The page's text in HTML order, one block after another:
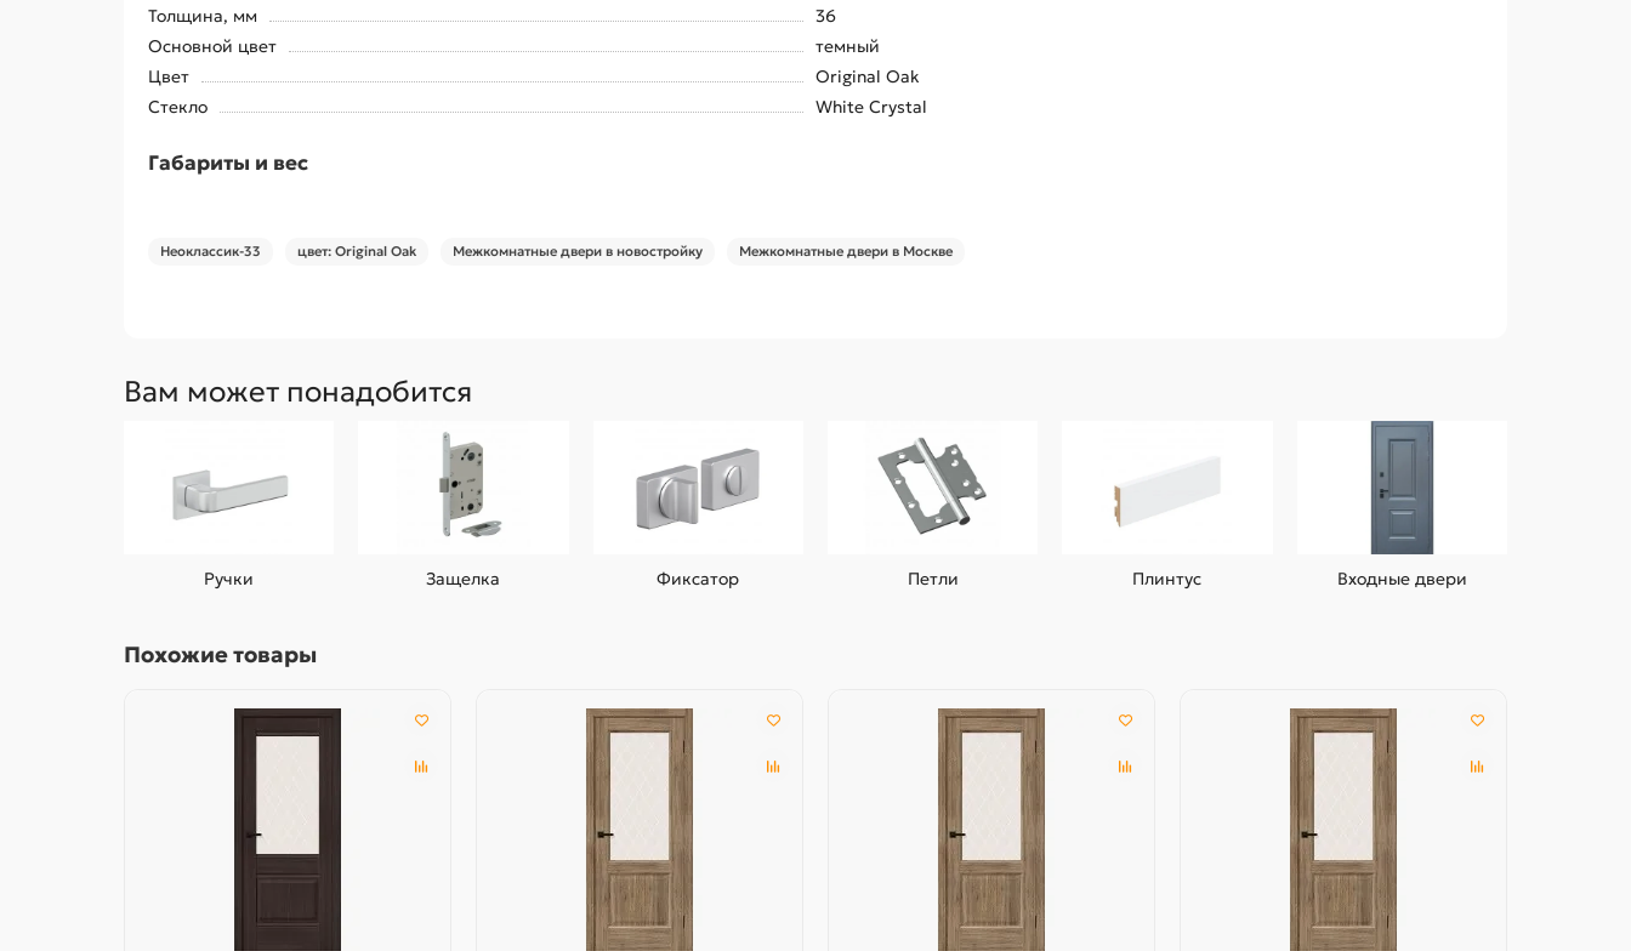
Толщина, мм
36
Основной цвет
темный
Цвет
Original Oak
Стекло
White Сrystal
Габариты и вес
Неоклассик-33 цвет: Original Oak Межкомнатные двери в новостройку Межкомнатные двери в Москве
Вам может понадобится
Ручки Защелка Фиксатор Петли Плинтус Входные двери
Похожие товары